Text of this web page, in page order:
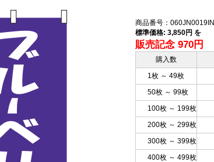
商品番号：060JN0019IN
標準価格: 3,850円 を
販売記念 970円
購入数
1枚 ～ 49枚
50枚 ～ 99枚
100枚 ～ 199枚
200枚 ～ 299枚
300枚 ～ 399枚
400枚 ～ 499枚